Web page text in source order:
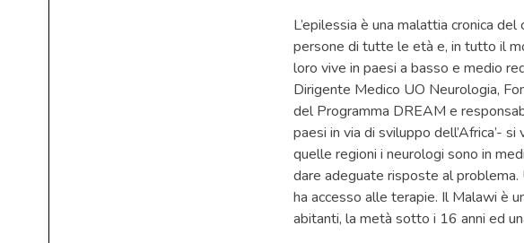
L’epilessia è una malattia cronica
persone di tutte le età e, in tutto il
loro vive in paesi a basso e medio
Dirigente Medico UO Neurologia,
del Programma DREAM e
paesi in via di sviluppo dell’Africa’-
quelle regioni i neurologi sono in
dare adeguate risposte al
ha accesso alle terapie. Il Malawi è
abitanti, la metà sotto i 16 anni ed